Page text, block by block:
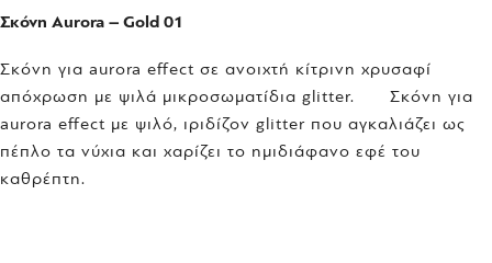
Σκόνη Aurora – Gold 01
Σκόνη για aurora effect σε ανοιχτή κίτρινη χρυσαφί
απόχρωση με ψιλά μικροσωματίδια glitter. Σκόνη για
aurora effect με ψιλό, ιριδίζον glitter που αγκαλιάζει ως
πέπλο τα νύχια και χαρίζει το ημιδιάφανο εφέ του
καθρέπτη.